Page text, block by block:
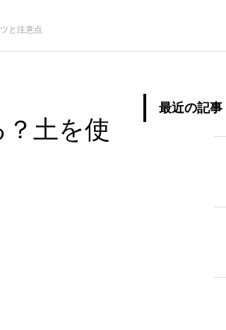
と注意点
土を使
最近の記事